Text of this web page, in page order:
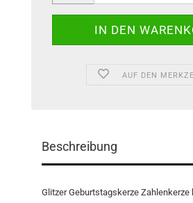
AUF DEN
Beschreibung
Glitzer Geburtstagskerze Zahlenkerze